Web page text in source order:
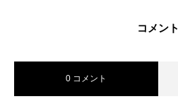
個人情報保護方針
コメント
0 コメント